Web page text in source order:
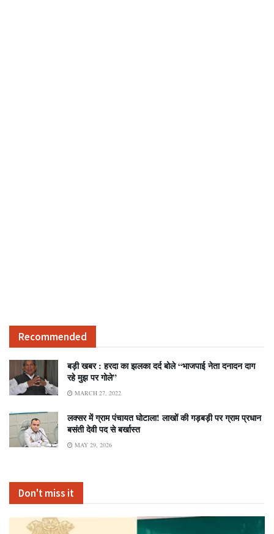
Recommended
बड़ी खबर : हरदा का झलका दर्द बोले “भाजपाई नेता दनादन दाग
रहे मुझ पर गोले”
MARCH 27, 2022
लक्सर में ग्राम पंचायत घोटाला! लाखों की गड़बड़ी पर ग्राम प्रधान
बसंती देवी पद से बर्खास्त
MAY 29, 2026
Don't miss it